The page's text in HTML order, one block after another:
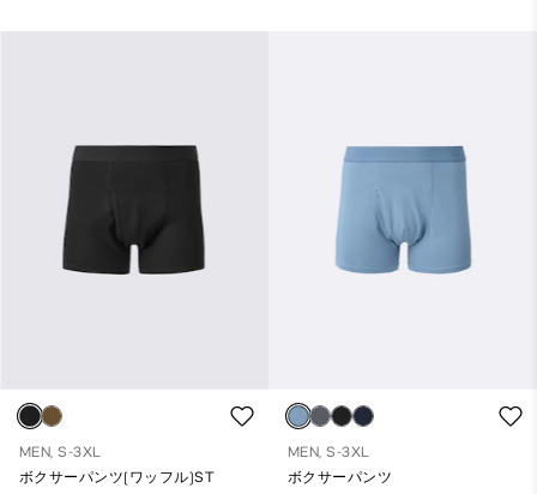
MEN, S-3XL
ボクサーパンツ(ワッフル)ST
MEN, S-3XL
ボクサーパンツ